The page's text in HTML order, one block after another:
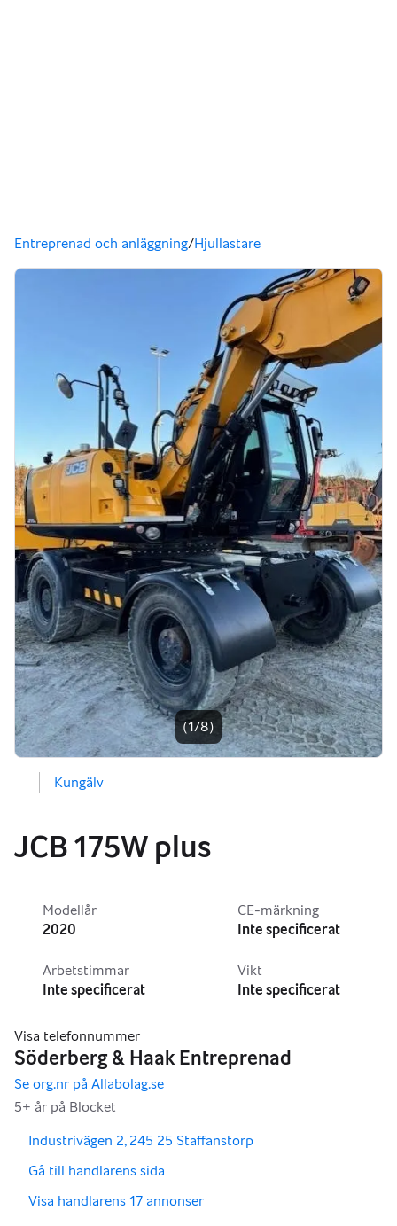
Du är här
Entreprenad och anläggning/Hjullastare
Bildgalleri
(1/8)
Kungälv
JCB 175W plus
Modellår
2020
CE-märkning
Inte specificerat
Arbetstimmar
Inte specificerat
Vikt
Inte specificerat
,
Industrivägen 2, 245 25 Staffanstorp
Gå till handlarens sida
Visa handlarens 17 annonser